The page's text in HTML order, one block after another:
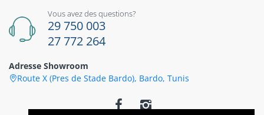
Vous avez des questions?
29 750 003
27 772 264
Adresse Showroom
Route X (Pres de Stade Bardo), Bardo, Tunis